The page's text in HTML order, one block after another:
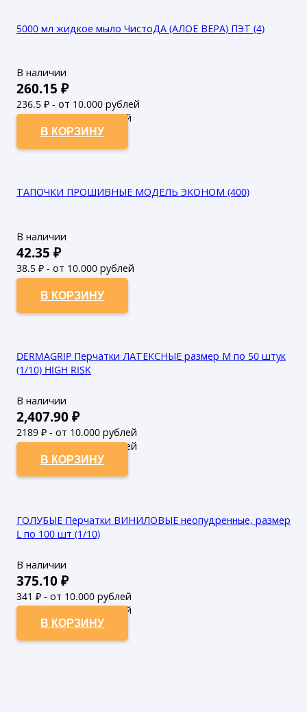
5000 мл жидкое мыло ЧистоДА (АЛОЕ ВЕРА) ПЭТ (4)
В наличии
260.15 ₽
236.5 ₽ - от 10.000 рублей
215₽ - от 50.000 рублей
В КОРЗИНУ
ТАПОЧКИ ПРОШИВНЫЕ МОДЕЛЬ ЭКОНОМ (400)
В наличии
42.35 ₽
38.5 ₽ - от 10.000 рублей
35₽ - от 50.000 рублей
В КОРЗИНУ
DERMAGRIP Перчатки ЛАТЕКСНЫЕ размер М по 50 штук
(1/10) HIGH RISK
В наличии
2,407.90₽
2189 ₽ - от 10.000 рублей
1990₽ - от 50.000 рублей
В КОРЗИНУ
ГОЛУБЫЕ Перчатки ВИНИЛОВЫЕ неопудренные, размер
L по 100 шт (1/10)
В наличии
375.10₽
341 ₽ - от 10.000 рублей
310₽ - от 50.000 рублей
В КОРЗИНУ